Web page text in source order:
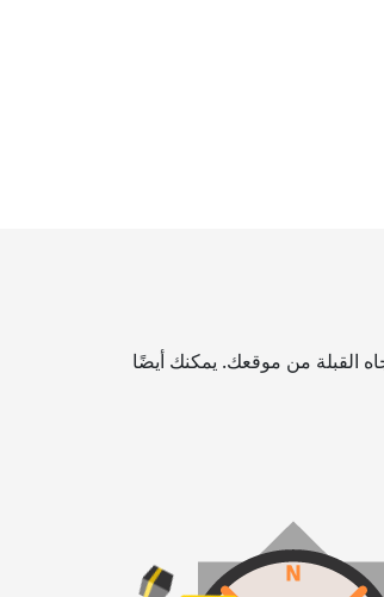
القبلة من موقعك. يمكنك أيضًا